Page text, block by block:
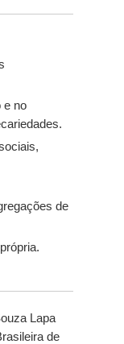
e no
de
Lapa
de